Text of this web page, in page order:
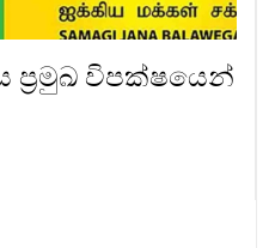
ප්‍රමුඛ විපක්ෂයෙන්